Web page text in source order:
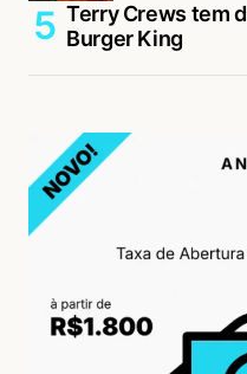
Terry Crews tem
Burger King